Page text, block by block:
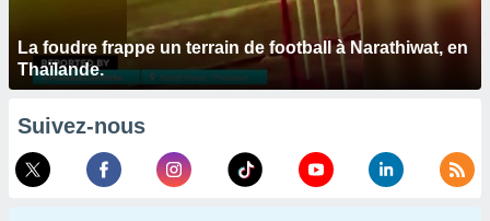
La foudre frappe un terrain de football à Narathiwat, en
Thaïlande.
Suivez-nous